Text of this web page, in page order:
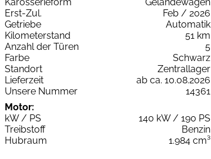
Erst-Zul.
Feb / 2026
Getriebe
Automatik
Kilometerstand
51 km
Anzahl der Türen
5
Farbe
Schwarz
Standort
Zentrallager
Lieferzeit
ab ca. 10.08.2026
Unsere Nummer
14361
Motor:
kW / PS
140 kW / 190 PS
Treibstoff
Benzin
Hubraum
1.984 cm³